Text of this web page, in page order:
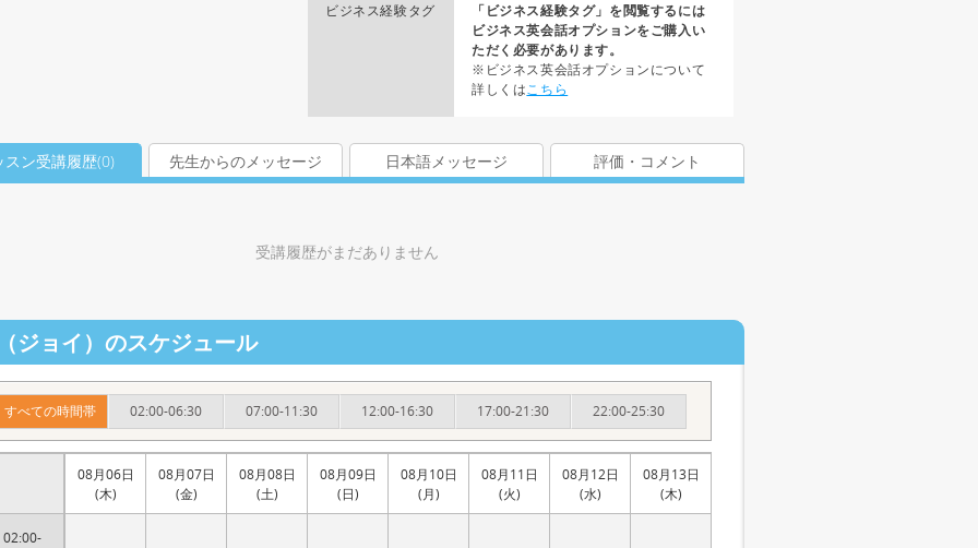
ビジネス経験タグ
「ビジネス経験タグ」を閲覧するには
ビジネス英会話オプションをご購入い
ただく必要があります。
※ビジネス英会話オプションについて
詳しくはこちら
スン受講履歴(0) 先生からのメッセージ 日本語メッセージ 評価・コメント
受講履歴がまだありません
ジョイ）のスケジュール
すべての時間帯 02:00-06:30 07:00-11:30 12:00-16:30 17:00-21:30 22:00-25:30
02:00-
08月06日
(木)
08月07日
(金)
08月08日
(土)
08月09日
(日)
08月10日
(月)
08月11日
(火)
08月12日
(水)
08月13日
(木)